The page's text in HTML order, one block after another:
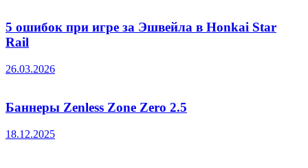
5 ошибок при игре за Эшвейла в Honkai Star
Rail
26.03.2026
Баннеры Zenless Zone Zero 2.5
18.12.2025